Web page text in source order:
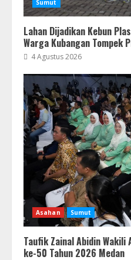
Sumut
Lahan Dijadikan Kebun
Warga Kubangan Tompek
4 Agustus 2026
Asahan Sumut
Taufik Zainal Abidin Wakili
ke-50 Tahun 2026 Medan